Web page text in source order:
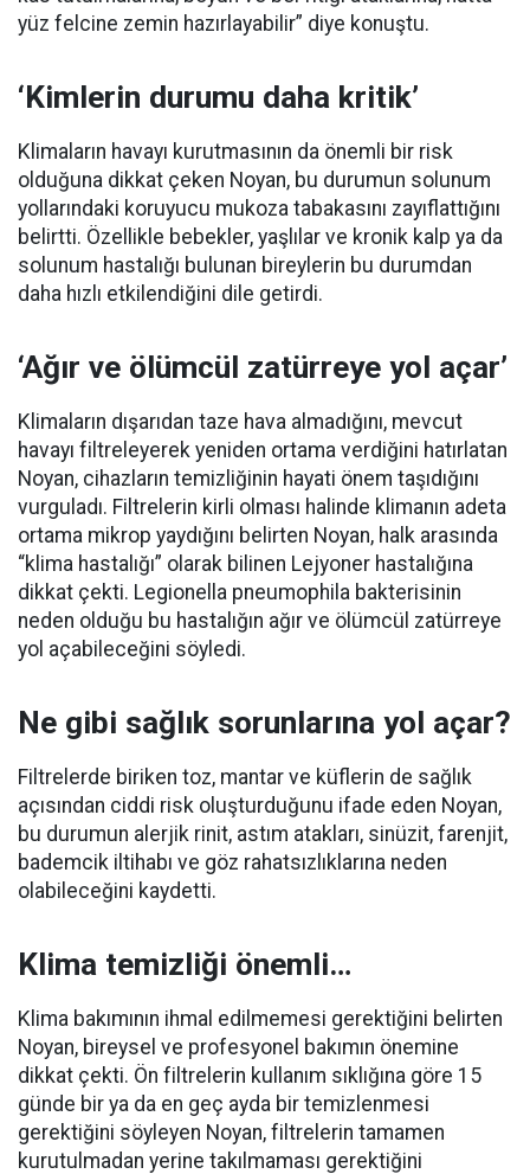
yüz felcine zemin hazırlayabilir” diye konuştu.
‘Kimlerin durumu daha kritik’
Klimaların havayı kurutmasının da önemli bir risk
olduğuna dikkat çeken Noyan, bu durumun solunum
yollarındaki koruyucu mukoza tabakasını zayıflattığını
belirtti. Özellikle bebekler, yaşlılar ve kronik kalp ya da
solunum hastalığı bulunan bireylerin bu durumdan
daha hızlı etkilendiğini dile getirdi.
‘Ağır ve ölümcül zatürreye yol açar’
Klimaların dışarıdan taze hava almadığını, mevcut
havayı filtreleyerek yeniden ortama verdiğini hatırlatan
Noyan, cihazların temizliğinin hayati önem taşıdığını
vurguladı. Filtrelerin kirli olması halinde klimanın adeta
ortama mikrop yaydığını belirten Noyan, halk arasında
“klima hastalığı” olarak bilinen Lejyoner hastalığına
dikkat çekti. Legionella pneumophila bakterisinin
neden olduğu bu hastalığın ağır ve ölümcül zatürreye
yol açabileceğini söyledi.
Ne gibi sağlık sorunlarına yol açar?
Filtrelerde biriken toz, mantar ve küflerin de sağlık
açısından ciddi risk oluşturduğunu ifade eden Noyan,
bu durumun alerjik rinit, astım atakları, sinüzit, farenjit,
bademcik iltihabı ve göz rahatsızlıklarına neden
olabileceğini kaydetti.
Klima temizliği önemli…
Klima bakımının ihmal edilmemesi gerektiğini belirten
Noyan, bireysel ve profesyonel bakımın önemine
dikkat çekti. Ön filtrelerin kullanım sıklığına göre 15
günde bir ya da en geç ayda bir temizlenmesi
gerektiğini söyleyen Noyan, filtrelerin tamamen
kurutulmadan yerine takılmaması gerektiğini